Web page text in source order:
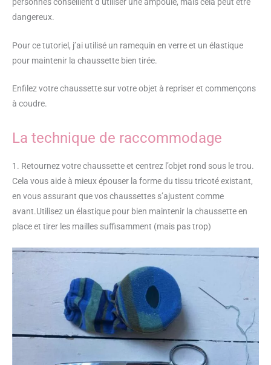
dangereux.
Pour ce tutoriel, j’ai utilisé un ramequin en verre et un élastique
pour maintenir la chaussette bien tirée.
Enfilez votre chaussette sur votre objet à repriser et commençons
à coudre.
La technique de raccommodage
1. Retournez votre chaussette et centrez l’objet rond sous le trou.
Cela vous aide à mieux épouser la forme du tissu tricoté existant,
en vous assurant que vos chaussettes s’ajustent comme
avant.Utilisez un élastique pour bien maintenir la chaussette en
place et tirer les mailles suffisamment (mais pas trop)